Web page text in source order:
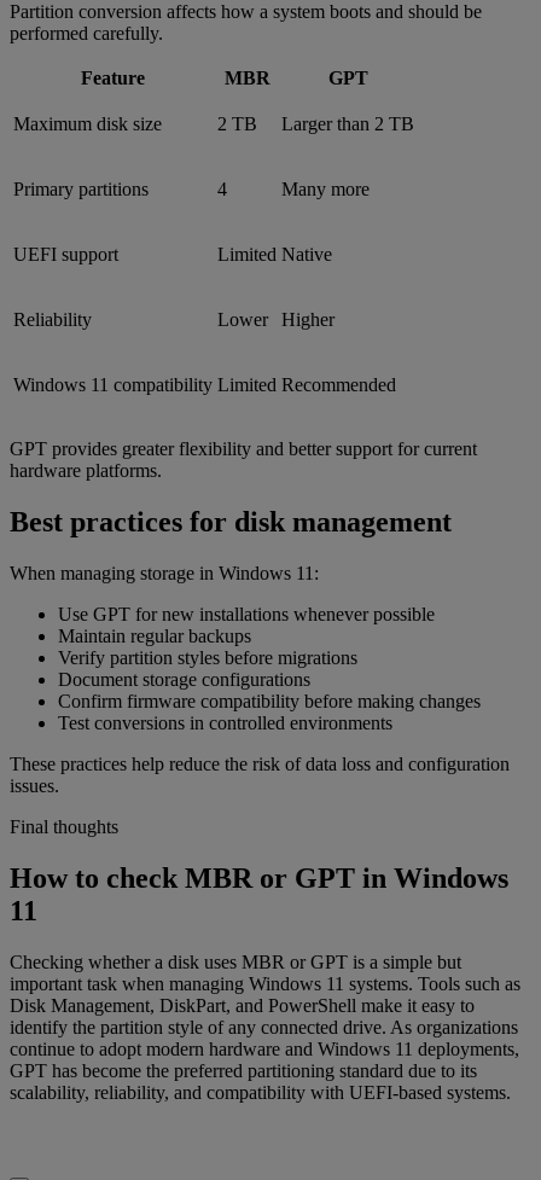
Partition conversion affects how a system boots and should be
performed carefully.
Feature MBR GPT
Maximum disk size 2 TB Larger than 2 TB
Primary partitions 4 Many more
UEFI support Limited Native
Reliability Lower Higher
Windows 11 compatibility Limited Recommended
GPT provides greater flexibility and better support for current
hardware platforms.
Best practices for disk management
When managing storage in Windows 11:
Use GPT for new installations whenever possible
Maintain regular backups
Verify partition styles before migrations
Document storage configurations
Confirm firmware compatibility before making changes
Test conversions in controlled environments
These practices help reduce the risk of data loss and configuration
issues.
Final thoughts
How to check MBR or GPT in Windows
11
Checking whether a disk uses MBR or GPT is a simple but
important task when managing Windows 11 systems. Tools such as
Disk Management, DiskPart, and PowerShell make it easy to
identify the partition style of any connected drive. As organizations
continue to adopt modern hardware and Windows 11 deployments,
GPT has become the preferred partitioning standard due to its
scalability, reliability, and compatibility with UEFI-based systems.